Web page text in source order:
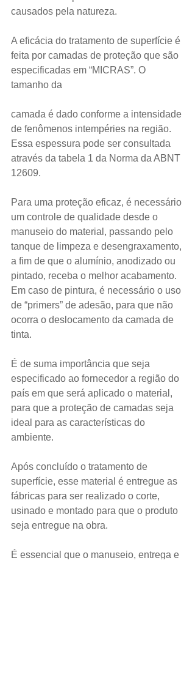
causados pela natureza.
A eficácia do tratamento de superfície é
feita por camadas de proteção que são
especificadas em “MICRAS”. O
tamanho da
camada é dado conforme a intensidade
de fenômenos intempéries na região.
Essa espessura pode ser consultada
através da tabela 1 da Norma da ABNT
12609.
Para uma proteção eficaz, é necessário
um controle de qualidade desde o
manuseio do material, passando pelo
tanque de limpeza e desengraxamento,
a fim de que o alumínio, anodizado ou
pintado, receba o melhor acabamento.
Em caso de pintura, é necessário o uso
de “primers” de adesão, para que não
ocorra o deslocamento da camada de
tinta.
É de suma importância que seja
especificado ao fornecedor a região do
país em que será aplicado o material,
para que a proteção de camadas seja
ideal para as características do
ambiente.
Após concluído o tratamento de
superfície, esse material é entregue as
fábricas para ser realizado o corte,
usinado e montado para que o produto
seja entregue na obra.
É essencial que o manuseio, entrega e